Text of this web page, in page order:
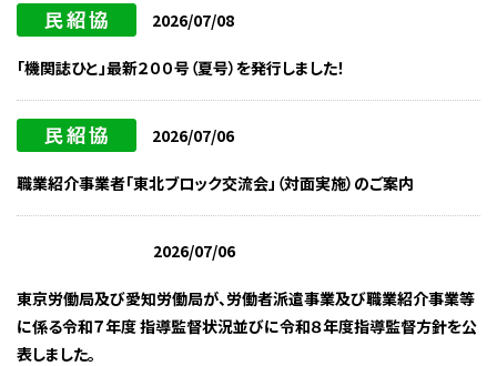
2026/07/08
「機関誌ひと」最新２００号（夏号）を発行しました！
2026/07/06
職業紹介事業者「東北ブロック交流会」（対面実施）のご案内
2026/07/06
東京労働局及び愛知労働局が、労働者派遣事業及び職業紹介事業等
に係る令和７年度 指導監督状況並びに令和８年度指導監督方針を公
表しました。